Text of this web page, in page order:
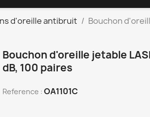
d'oreille antibruit
Bouchon
Bouchon d'oreille jetable
dB, 100 paires
Reference : OA1101C